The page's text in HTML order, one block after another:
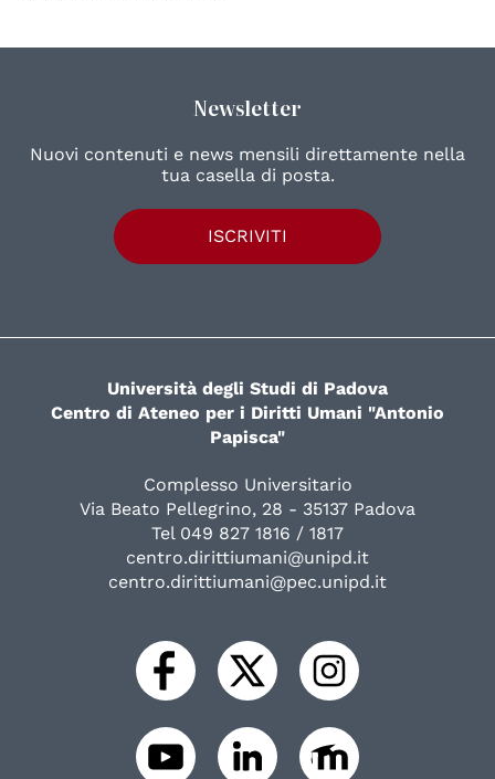
Newsletter
Nuovi contenuti e news mensili direttamente nella
tua casella di posta.
ISCRIVITI
Università degli Studi di Padova
Centro di Ateneo per i Diritti Umani "Antonio
Papisca"
Complesso Universitario
Via Beato Pellegrino, 28 - 35137 Padova
Tel 049 827 1816 / 1817
centro.dirittiumani@unipd.it
centro.dirittiumani@pec.unipd.it